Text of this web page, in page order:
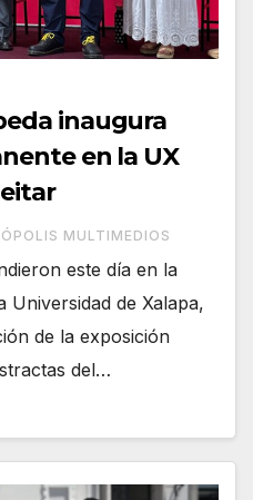
inaugura
en la UX
MULTIMEDIOS
este día en la
Universidad de Xalapa,
de la exposición
del…